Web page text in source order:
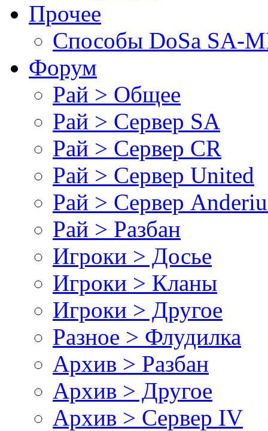
Прочее
Cпособы DoSа SA-
Форум
Рай > Общее
Рай > Сервер SA
Рай > Сервер CR
Рай > Сервер United
Рай > Сервер
Рай > Разбан
Игроки > Досье
Игроки > Кланы
Игроки > Другое
Разное > Флудилка
Архив > Разбан
Архив > Другое
Архив > Сервер IV